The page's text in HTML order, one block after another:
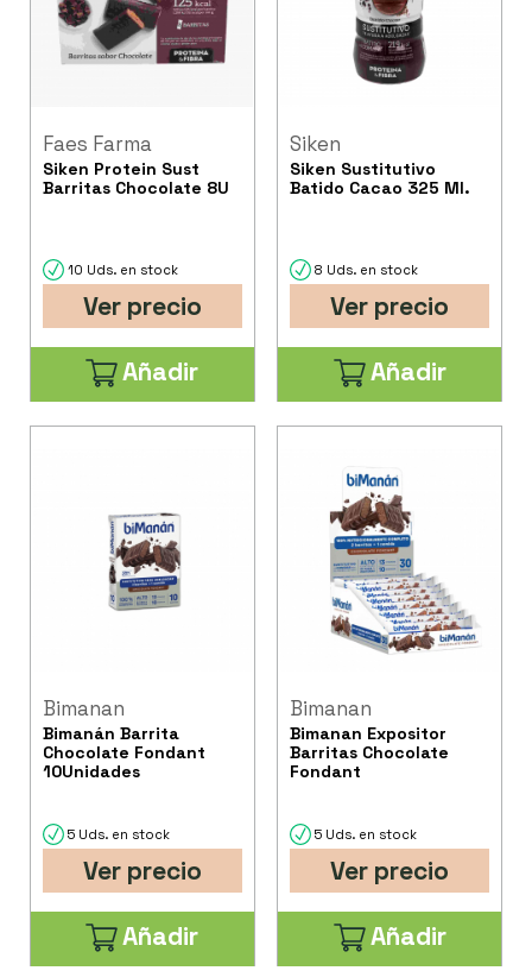
Faes Farma
Siken Protein Sust
Barritas Chocolate 8U
10 Uds. en stock
Ver precio
Añadir
Siken
Siken Sustitutivo
Batido Cacao 325 Ml.
8 Uds. en stock
Ver precio
Añadir
Bimanan
Bimanán Barrita
Chocolate Fondant
10Unidades
5 Uds. en stock
Ver precio
Añadir
Bimanan
Bimanan Expositor
Barritas Chocolate
Fondant
5 Uds. en stock
Ver precio
Añadir